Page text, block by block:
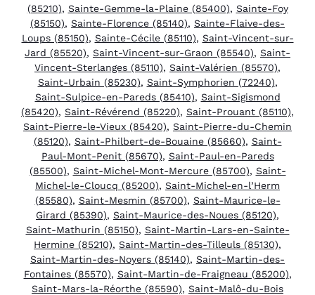
(85210), Sainte-Gemme-la-Plaine (85400), Sainte-Foy
(85150), Sainte-Florence (85140), Sainte-Flaive-des-
Loups (85150), Sainte-Cécile (85110), Saint-Vincent-sur-
Jard (85520), Saint-Vincent-sur-Graon (85540), Saint-
Vincent-Sterlanges (85110), Saint-Valérien (85570),
Saint-Urbain (85230), Saint-Symphorien (72240),
Saint-Sulpice-en-Pareds (85410), Saint-Sigismond
(85420), Saint-Révérend (85220), Saint-Prouant (85110),
Saint-Pierre-le-Vieux (85420), Saint-Pierre-du-Chemin
(85120), Saint-Philbert-de-Bouaine (85660), Saint-
Paul-Mont-Penit (85670), Saint-Paul-en-Pareds
(85500), Saint-Michel-Mont-Mercure (85700), Saint-
Michel-le-Cloucq (85200), Saint-Michel-en-l’Herm
(85580), Saint-Mesmin (85700), Saint-Maurice-le-
Girard (85390), Saint-Maurice-des-Noues (85120),
Saint-Mathurin (85150), Saint-Martin-Lars-en-Sainte-
Hermine (85210), Saint-Martin-des-Tilleuls (85130),
Saint-Martin-des-Noyers (85140), Saint-Martin-des-
Fontaines (85570), Saint-Martin-de-Fraigneau (85200),
Saint-Mars-la-Réorthe (85590), Saint-Malô-du-Bois